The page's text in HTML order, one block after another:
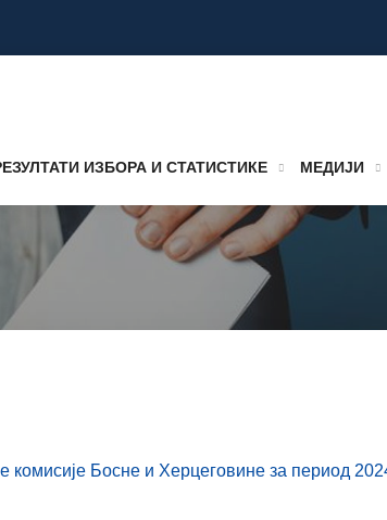
ИЗБОРА И СТАТИСТИКЕ МЕДИЈИ
комисије Босне и Херцеговине за период